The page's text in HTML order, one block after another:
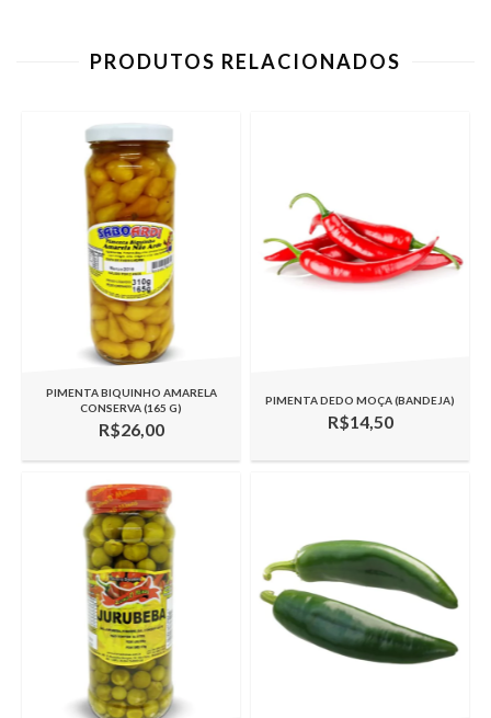
PRODUTOS RELACIONADOS
PIMENTA BIQUINHO AMARELA
CONSERVA (165 G)
R$26,00
PIMENTA DEDO MOÇA (BANDEJA)
R$14,50